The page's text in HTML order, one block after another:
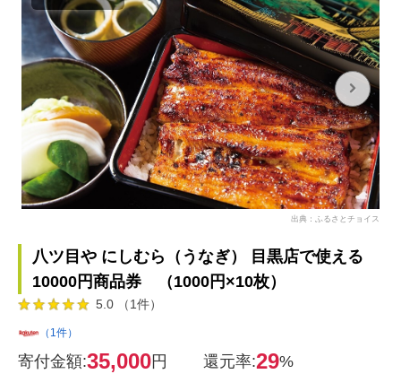
出典：ふるさとチョイス
八ツ目や にしむら（うなぎ） 目黒店で使える
10000円商品券 （1000円×10枚）
5.0 （1件）
（1件）
寄付金額:35,000円 還元率:29%